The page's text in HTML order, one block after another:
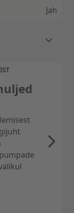
Jah
ning
üle
on Tallinnas,
kui
ja